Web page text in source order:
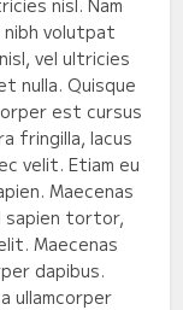
nisl. Nam
nibh volutpat
vel ultricies
nulla. Quisque
est cursus
fringilla, lacus
velit. Etiam eu
Maecenas
sapien tortor,
Maecenas
dapibus.
ullamcorper